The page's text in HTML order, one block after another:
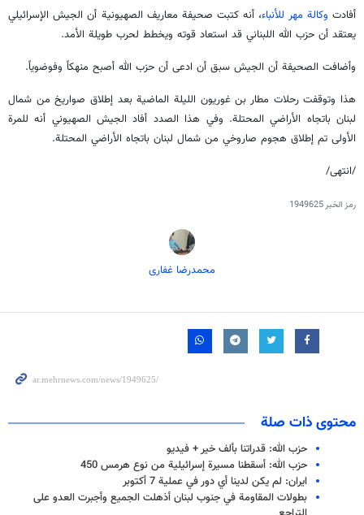
أفادت وكالة مهر للأنباء، أنه كتبت صحيفة معاريف الصهيونية أن الجيش الإسرائيلي
يعتقد أن حزب الله اللبناني قد استعاد قوته ويخطط لحرب طويلة الأمد.
وأضافت الصحيفة أن الجيش سبق أن ادعى أن حزب الله أصبح منهكاً وفوضوياً.
هذا وتوقفت رحلات مطار بن غوريون الليلة الماضية بعد إطلاق صواريخ من شمال
لبنان باتجاه الأراضي المحتلة. وفي هذا الصدد أفاد الجيش الصهيوني أنه للمرة
الأولى تم إطلاق هجوم صاروخي من شمال لبنان باتجاه الأراضي المحتلة.
/انتهى/
رمز الخبر1949625
محمدرضا غفاری
محتوى ذات صلة
حزب الله: قدراتنا بألف خير + فيديو
حزب الله: أسقطنا مسيرة إسرائيلية من نوع هرمس 450
ايران: لم يكن لدينا أي دور في عملية 7 أكتوبر
بطولات المقاومة في جنوب لبنان أذهلت الجميع وأجبرت العدو على